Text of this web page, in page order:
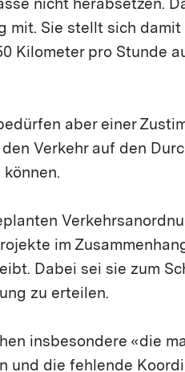
nicht herabsetzen.
mit. Sie stellt sich
Kilometer pro Stunde
aber einer
Verkehr auf den
im
Dabei sei sie zum
zu erteilen.
insbesondere «die
und die fehlende